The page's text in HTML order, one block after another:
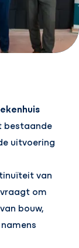
bestaande
uitvoering
van
om
bouw,